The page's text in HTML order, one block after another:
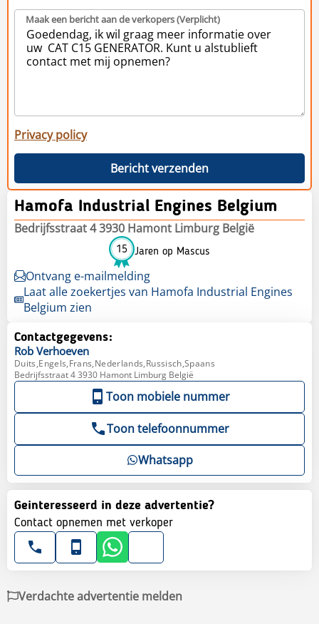
Maak een bericht aan de verkopers (Verplicht)
Privacy policy
Bericht verzenden
Hamofa Industrial Engines Belgium
Bedrijfsstraat 4 3930 Hamont Limburg België
15 Jaren op Mascus
Ontvang e-mailmelding
Laat alle zoekertjes van Hamofa Industrial Engines
Belgium zien
Contactgegevens:
Rob Verhoeven
Duits,Engels,Frans,Nederlands,Russisch,Spaans
Bedrijfsstraat 4 3930 Hamont Limburg België
Toon mobiele nummer
Toon telefoonnummer
Whatsapp
Geinteresseerd in deze advertentie?
Contact opnemen met verkoper
Verdachte advertentie melden